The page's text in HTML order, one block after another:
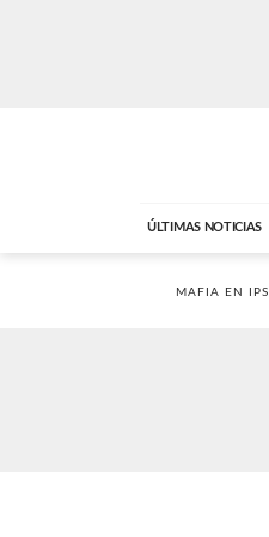
ÚLTIMAS NOTICIAS
MAFIA EN IPS